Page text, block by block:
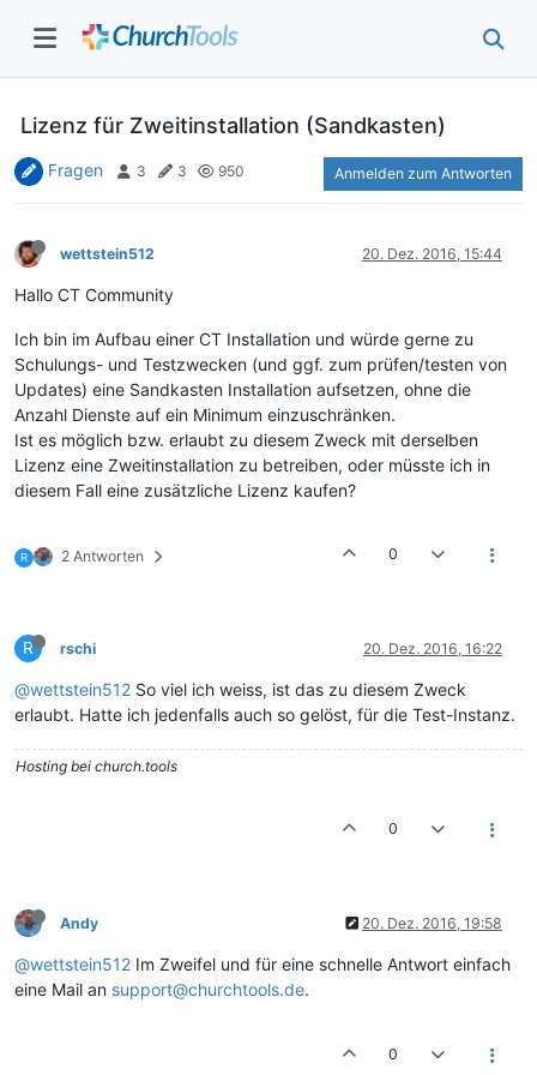
Lizenz für Zweitinstallation (Sandkasten)
Fragen 3 3 950 Anmelden zum Antworten
wettstein512 20. Dez. 2016, 15:44
Hallo CT Community
Ich bin im Aufbau einer CT Installation und würde gerne zu
Schulungs- und Testzwecken (und ggf. zum prüfen/testen von
Updates) eine Sandkasten Installation aufsetzen, ohne die
Anzahl Dienste auf ein Minimum einzuschränken.
Ist es möglich bzw. erlaubt zu diesem Zweck mit derselben
Lizenz eine Zweitinstallation zu betreiben, oder müsste ich in
diesem Fall eine zusätzliche Lizenz kaufen?
R 2 Antworten 0
R rschi 20. Dez. 2016, 16:22
@wettstein512 So viel ich weiss, ist das zu diesem Zweck
erlaubt. Hatte ich jedenfalls auch so gelöst, für die Test-Instanz.
Hosting bei church.tools
0
Andy 20. Dez. 2016, 19:58
@wettstein512 Im Zweifel und für eine schnelle Antwort einfach
eine Mail an support@churchtools.de.
0